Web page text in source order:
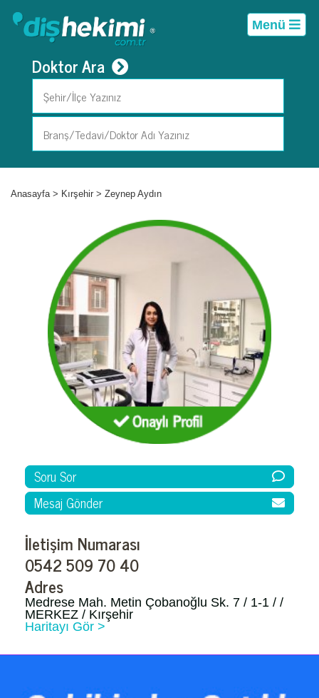
Menü
Doktor Ara
Anasayfa> Kırşehir > Zeynep Aydın
Soru Sor
Mesaj Gönder
İletişim Numarası
0542 509 70 40
Adres
Medrese Mah. Metin Çobanoğlu Sk. 7 / 1-1 / /
MERKEZ / Kırşehir
Haritayı Gör >